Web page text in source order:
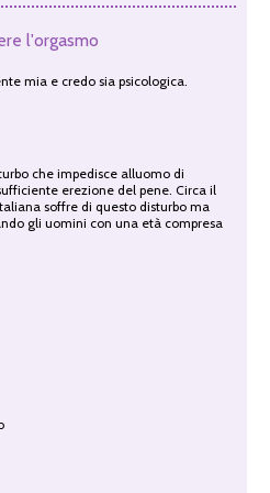
l'orgasmo
mia e credo sia psicologica.
che impedisce alluomo di
erezione del pene. Circa il
soffre di questo disturbo ma
gli uomini con una età compresa